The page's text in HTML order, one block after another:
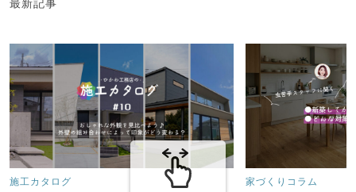
最新記事
施工カタログ 家づくりコラム